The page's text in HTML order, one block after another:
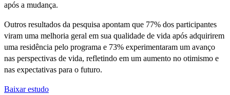
após a mudança.
Outros resultados da pesquisa apontam que 77% dos participantes
viram uma melhoria geral em sua qualidade de vida após adquirirem
uma residência pelo programa e 73% experimentaram um avanço
nas perspectivas de vida, refletindo em um aumento no otimismo e
nas expectativas para o futuro.
Baixar estudo